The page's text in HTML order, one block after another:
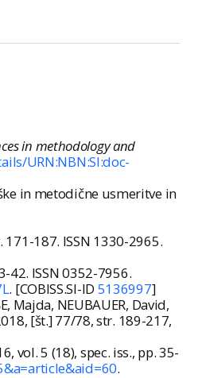
in methodology and
URN:NBN:SI:doc-
in metodične usmeritve in
171-187. ISSN 1330-2965.
42. ISSN 0352-7956.
. [COBISS.SI-ID 5136997]
Majda, NEUBAUER, David,
[št.] 77/78, str. 189-217,
vol. 5 (18), spec. iss., pp. 35-
.